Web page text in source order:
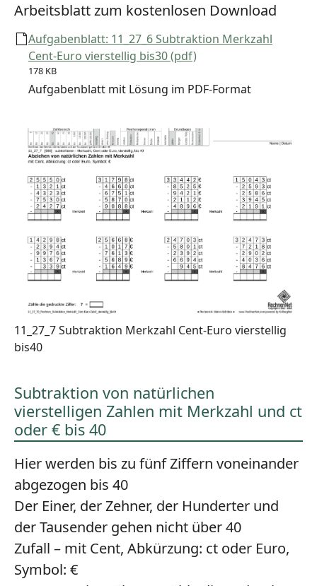
Arbeitsblatt zum kostenlosen Download
Aufgabenblatt: 11_27_6 Subtraktion Merkzahl
Cent-Euro vierstellig bis30 (pdf)
178 KB
Aufgabenblatt mit Lösung im PDF-Format
11_27_7 Subtraktion Merkzahl Cent-Euro vierstellig
bis40
Subtraktion von natürlichen
vierstelligen Zahlen mit Merkzahl und ct
oder € bis 40
Hier werden bis zu fünf Ziffern voneinander
abgezogen bis 40
Der Einer, der Zehner, der Hunderter und
der Tausender gehen nicht über 40
Zufall – mit Cent, Abkürzung: ct oder Euro,
Symbol: €